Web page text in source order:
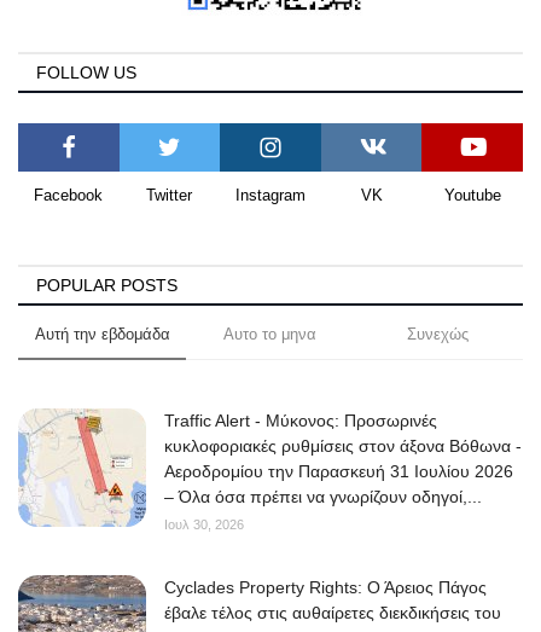
FOLLOW US
Facebook Twitter Instagram VK Youtube
POPULAR POSTS
Αυτή την εβδομάδα Αυτο το μηνα Συνεχώς
Traffic Alert - Μύκονος: Προσωρινές
κυκλοφοριακές ρυθμίσεις στον άξονα Βόθωνα -
Αεροδρομίου την Παρασκευή 31 Ιουλίου 2026
– Όλα όσα πρέπει να γνωρίζουν οδηγοί,...
Ιουλ 30, 2026
Cyclades Property Rights: Ο Άρειος Πάγος
έβαλε τέλος στις αυθαίρετες διεκδικήσεις του